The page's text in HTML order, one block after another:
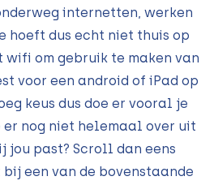
internetten, werken
hoeft dus echt niet thuis op
wifi om gebruik te maken van
voor een android of iPad op
keus dus doe er vooral je
er nog niet helemaal over uit
past? Scroll dan eens
een van de bovenstaande